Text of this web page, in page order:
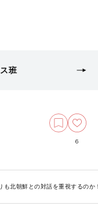
班
6
も北朝鮮との対話を重視するの